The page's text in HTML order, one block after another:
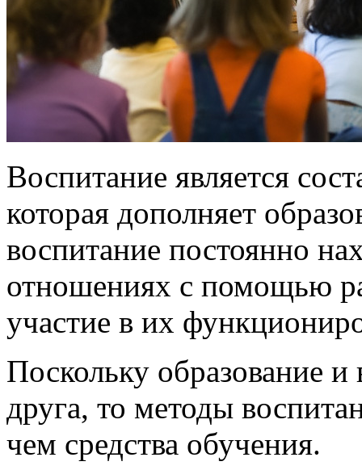
Воспитание является
которая дополняет
воспитание постоянно
отношениях с помощью
участие в их
Поскольку образование
друга, то методы
чем средства обучения.